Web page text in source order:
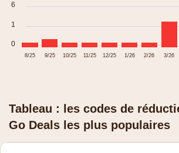
6
1
0
8/25 9/25 10/25 11/25 12/25 1/26 2/26 3/26
Tableau : les codes de
Go Deals les plus populaires